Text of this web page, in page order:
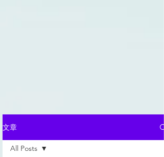
文章
All Posts